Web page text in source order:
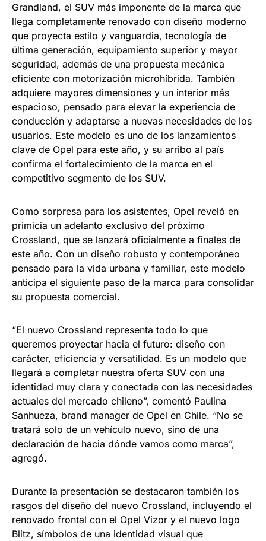
Grandland, el SUV más imponente de la marca que
llega completamente renovado con diseño moderno
que proyecta estilo y vanguardia, tecnología de
última generación, equipamiento superior y mayor
seguridad, además de una propuesta mecánica
eficiente con motorización microhíbrida. También
adquiere mayores dimensiones y un interior más
espacioso, pensado para elevar la experiencia de
conducción y adaptarse a nuevas necesidades de los
usuarios. Este modelo es uno de los lanzamientos
clave de Opel para este año, y su arribo al país
confirma el fortalecimiento de la marca en el
competitivo segmento de los SUV.
Como sorpresa para los asistentes, Opel reveló en
primicia un adelanto exclusivo del próximo
Crossland, que se lanzará oficialmente a finales de
este año. Con un diseño robusto y contemporáneo
pensado para la vida urbana y familiar, este modelo
anticipa el siguiente paso de la marca para consolidar
su propuesta comercial.
“El nuevo Crossland representa todo lo que
queremos proyectar hacia el futuro: diseño con
carácter, eficiencia y versatilidad. Es un modelo que
llegará a completar nuestra oferta SUV con una
identidad muy clara y conectada con las necesidades
actuales del mercado chileno”, comentó Paulina
Sanhueza, brand manager de Opel en Chile. “No se
tratará solo de un vehículo nuevo, sino de una
declaración de hacia dónde vamos como marca”,
agregó.
Durante la presentación se destacaron también los
rasgos del diseño del nuevo Crossland, incluyendo el
renovado frontal con el Opel Vizor y el nuevo logo
Blitz, símbolos de una identidad visual que